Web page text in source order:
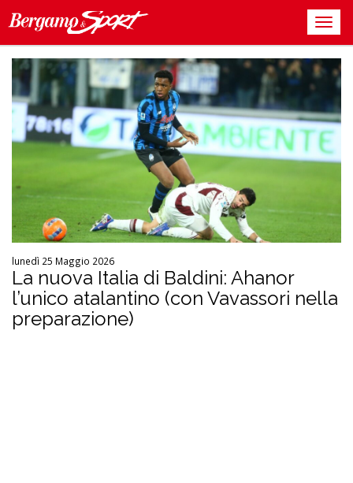
lunedì 25 Maggio 2026
La nuova Italia di Baldini: Ahanor
l’unico atalantino (con Vavassori nella
preparazione)